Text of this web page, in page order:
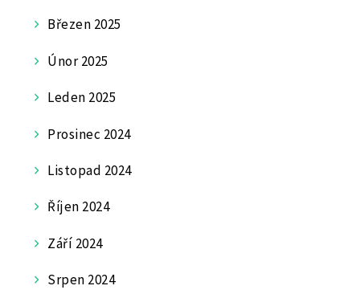
Březen 2025
Únor 2025
Leden 2025
Prosinec 2024
Listopad 2024
Říjen 2024
Září 2024
Srpen 2024